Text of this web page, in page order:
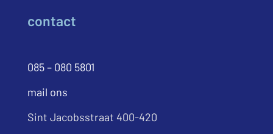
contact
085 – 080 5801
mail ons
Sint Jacobsstraat 400-420